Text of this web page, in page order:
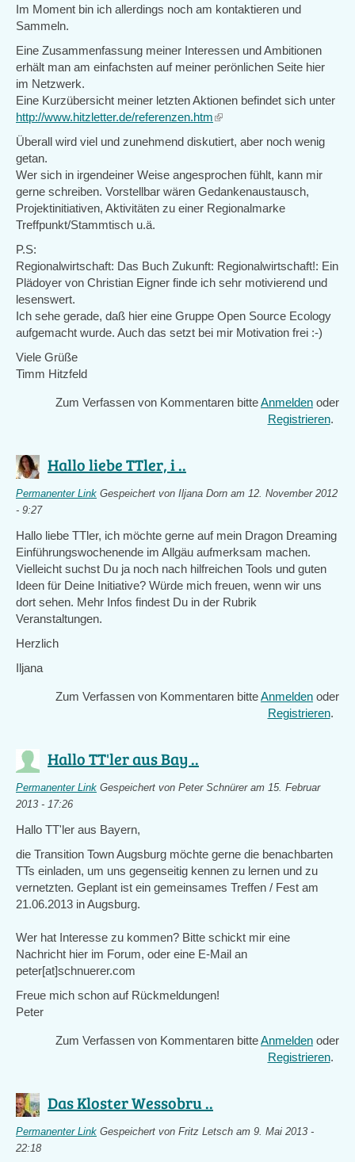
Im Moment bin ich allerdings noch am kontaktieren und
Sammeln.
Eine Zusammenfassung meiner Interessen und Ambitionen
erhält man am einfachsten auf meiner perönlichen Seite hier
im Netzwerk.
Eine Kurzübersicht meiner letzten Aktionen befindet sich unter
http://www.hitzletter.de/referenzen.htm(link
external)
Überall wird viel und zunehmend diskutiert, aber noch wenig
getan.
Wer sich in irgendeiner Weise angesprochen fühlt, kann mir
gerne schreiben. Vorstellbar wären Gedankenaustausch,
Projektinitiativen, Aktivitäten zu einer Regionalmarke
Treffpunkt/Stammtisch u.ä.
P.S:
Regionalwirtschaft: Das Buch Zukunft: Regionalwirtschaft!: Ein
Plädoyer von Christian Eigner finde ich sehr motivierend und
lesenswert.
Ich sehe gerade, daß hier eine Gruppe Open Source Ecology
aufgemacht wurde. Auch das setzt bei mir Motivation frei :-)
Viele Grüße
Timm Hitzfeld
Zum Verfassen von Kommentaren bitteAnmelden oder
Registrieren.
Hallo liebe TTler, i ..
Permanenter Link Gespeichert von Iljana Dorn am 12. November 2012
- 9:27
Hallo liebe TTler, ich möchte gerne auf mein Dragon Dreaming
Einführungswochenende im Allgäu aufmerksam machen.
Vielleicht suchst Du ja noch nach hilfreichen Tools und guten
Ideen für Deine Initiative? Würde mich freuen, wenn wir uns
dort sehen. Mehr Infos findest Du in der Rubrik
Veranstaltungen.
Herzlich
Iljana
Zum Verfassen von Kommentaren bitteAnmelden oder
Registrieren.
Hallo TT'ler aus Bay ..
Permanenter Link Gespeichert von Peter Schnüreram 15. Februar
2013 - 17:26
Hallo TT'ler aus Bayern,
die Transition Town Augsburg möchte gerne die benachbarten
TTs einladen, um uns gegenseitig kennen zu lernen und zu
vernetzten. Geplant ist ein gemeinsames Treffen / Fest am
21.06.2013 in Augsburg.
Wer hat Interesse zu kommen? Bitte schickt mir eine
Nachricht hier im Forum, oder eine E-Mail an
peter[at]schnuerer.com
Freue mich schon auf Rückmeldungen!
Peter
Zum Verfassen von Kommentaren bitteAnmelden oder
Registrieren.
Das Kloster Wessobru ..
Permanenter Link Gespeichert von Fritz Letsch am 9. Mai 2013 -
22:18